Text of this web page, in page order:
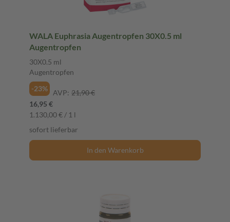
WALA Euphrasia Augentropfen 30X0.5 ml
Augentropfen
30X0.5 ml
Augentropfen
-23%
AVP: 21,90 €
16,95 €
1.130,00 € / 1 l
sofort lieferbar
In den Warenkorb